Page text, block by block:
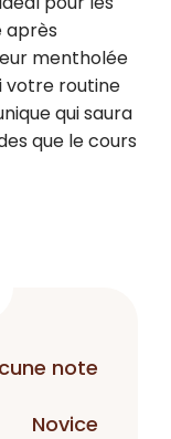
après
mentholée
votre routine
qui saura
que le cours
note
Novice